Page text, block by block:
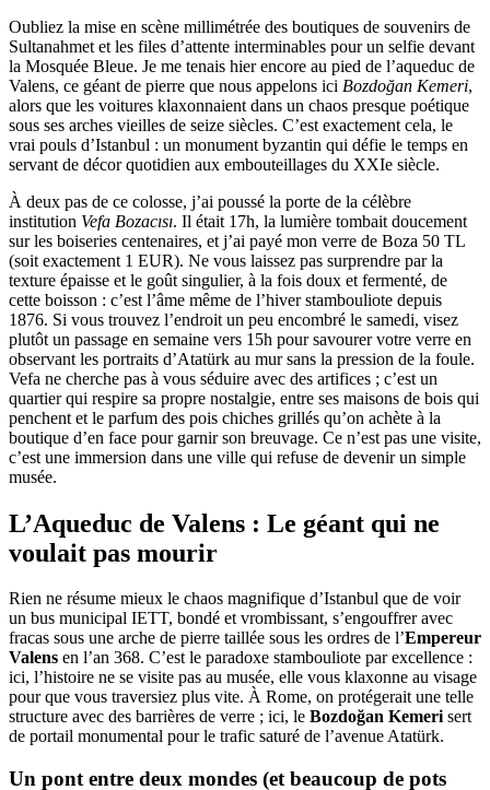
Oubliez la mise en scène millimétrée des boutiques de souvenirs de
Sultanahmet et les files d’attente interminables pour un selfie devant
la Mosquée Bleue. Je me tenais hier encore au pied de l’aqueduc de
Valens, ce géant de pierre que nous appelons ici Bozdoğan Kemeri,
alors que les voitures klaxonnaient dans un chaos presque poétique
sous ses arches vieilles de seize siècles. C’est exactement cela, le
vrai pouls d’Istanbul : un monument byzantin qui défie le temps en
servant de décor quotidien aux embouteillages du XXIe siècle.
À deux pas de ce colosse, j’ai poussé la porte de la célèbre
institution Vefa Bozacısı. Il était 17h, la lumière tombait doucement
sur les boiseries centenaires, et j’ai payé mon verre de Boza 50 TL
(soit exactement 1 EUR). Ne vous laissez pas surprendre par la
texture épaisse et le goût singulier, à la fois doux et fermenté, de
cette boisson : c’est l’âme même de l’hiver stambouliote depuis
1876. Si vous trouvez l’endroit un peu encombré le samedi, visez
plutôt un passage en semaine vers 15h pour savourer votre verre en
observant les portraits d’Atatürk au mur sans la pression de la foule.
Vefa ne cherche pas à vous séduire avec des artifices ; c’est un
quartier qui respire sa propre nostalgie, entre ses maisons de bois qui
penchent et le parfum des pois chiches grillés qu’on achète à la
boutique d’en face pour garnir son breuvage. Ce n’est pas une visite,
c’est une immersion dans une ville qui refuse de devenir un simple
musée.
L’Aqueduc de Valens : Le géant qui ne
voulait pas mourir
Rien ne résume mieux le chaos magnifique d’Istanbul que de voir
un bus municipal IETT, bondé et vrombissant, s’engouffrer avec
fracas sous une arche de pierre taillée sous les ordres de l’Empereur
Valens en l’an 368. C’est le paradoxe stambouliote par excellence :
ici, l’histoire ne se visite pas au musée, elle vous klaxonne au visage
pour que vous traversiez plus vite. À Rome, on protégerait une telle
structure avec des barrières de verre ; ici, le Bozdoğan Kemerisert
de portail monumental pour le trafic saturé de l’avenue Atatürk.
Un pont entre deux mondes (et beaucoup de pots